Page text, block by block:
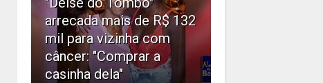
arrecada mais de R$ 132
mil para vizinha com
câncer: "Comprar a
casinha dela"